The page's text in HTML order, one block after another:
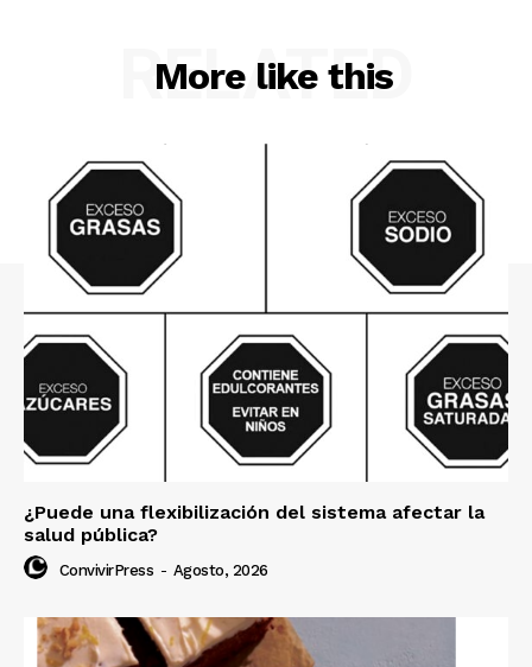
More like this
RELATED
¿Puede una flexibilización del sistema afectar la
salud pública?
ConvivirPress - Agosto, 2026